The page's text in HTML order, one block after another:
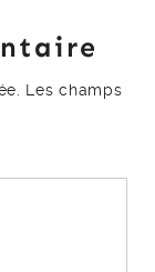
Les champs